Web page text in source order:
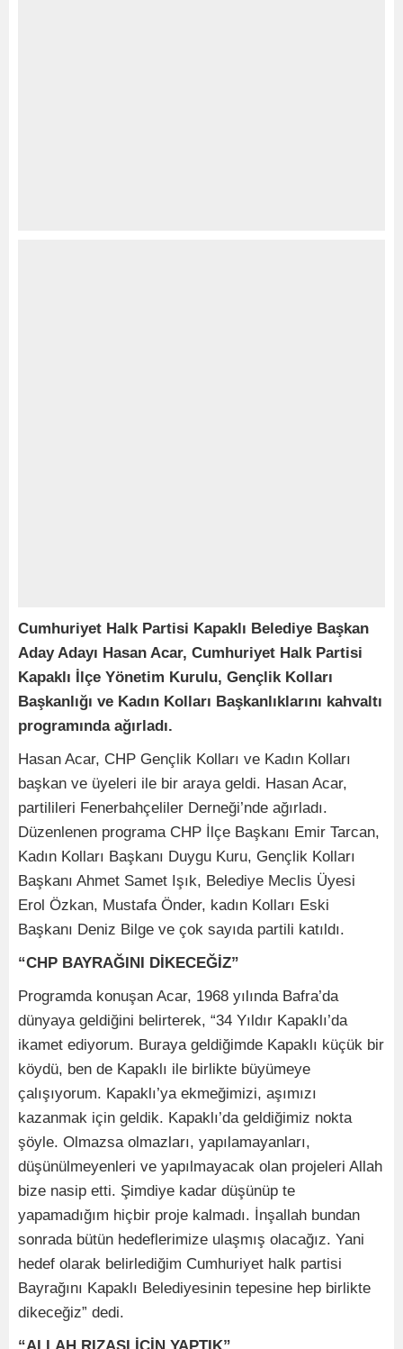
Cumhuriyet Halk Partisi Kapaklı Belediye Başkan
Aday Adayı Hasan Acar, Cumhuriyet Halk Partisi
Kapaklı İlçe Yönetim Kurulu, Gençlik Kolları
Başkanlığı ve Kadın Kolları Başkanlıklarını kahvaltı
programında ağırladı.
Hasan Acar, CHP Gençlik Kolları ve Kadın Kolları
başkan ve üyeleri ile bir araya geldi. Hasan Acar,
partilileri Fenerbahçeliler Derneği’nde ağırladı.
Düzenlenen programa CHP İlçe Başkanı Emir Tarcan,
Kadın Kolları Başkanı Duygu Kuru, Gençlik Kolları
Başkanı Ahmet Samet Işık, Belediye Meclis Üyesi
Erol Özkan, Mustafa Önder, kadın Kolları Eski
Başkanı Deniz Bilge ve çok sayıda partili katıldı.
“CHP BAYRAĞINI DİKECEĞİZ”
Programda konuşan Acar, 1968 yılında Bafra’da
dünyaya geldiğini belirterek, “34 Yıldır Kapaklı’da
ikamet ediyorum. Buraya geldiğimde Kapaklı küçük bir
köydü, ben de Kapaklı ile birlikte büyümeye
çalışıyorum. Kapaklı’ya ekmeğimizi, aşımızı
kazanmak için geldik. Kapaklı’da geldiğimiz nokta
şöyle. Olmazsa olmazları, yapılamayanları,
düşünülmeyenleri ve yapılmayacak olan projeleri Allah
bize nasip etti. Şimdiye kadar düşünüp te
yapamadığım hiçbir proje kalmadı. İnşallah bundan
sonrada bütün hedeflerimize ulaşmış olacağız. Yani
hedef olarak belirlediğim Cumhuriyet halk partisi
Bayrağını Kapaklı Belediyesinin tepesine hep birlikte
dikeceğiz” dedi.